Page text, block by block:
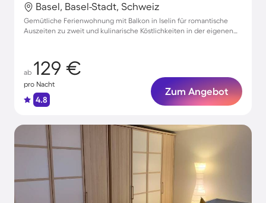
Basel, Basel-Stadt, Schweiz
Gemütliche Ferienwohnung mit Balkon in Iselin für romantische
Auszeiten zu zweit und kulinarische Köstlichkeiten in der eigenen
ab 129 €
pro Nacht
4.8
Zum Angebot